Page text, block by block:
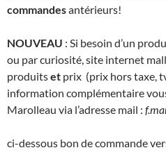
commandesantérieurs!
NOUVEAU : Si besoin d’un
ou par curiosité, site internet
produitset prix (prix hors taxe,
information complémentaire
Marolleau via l’adresse mail :
ci-dessous bon de commande